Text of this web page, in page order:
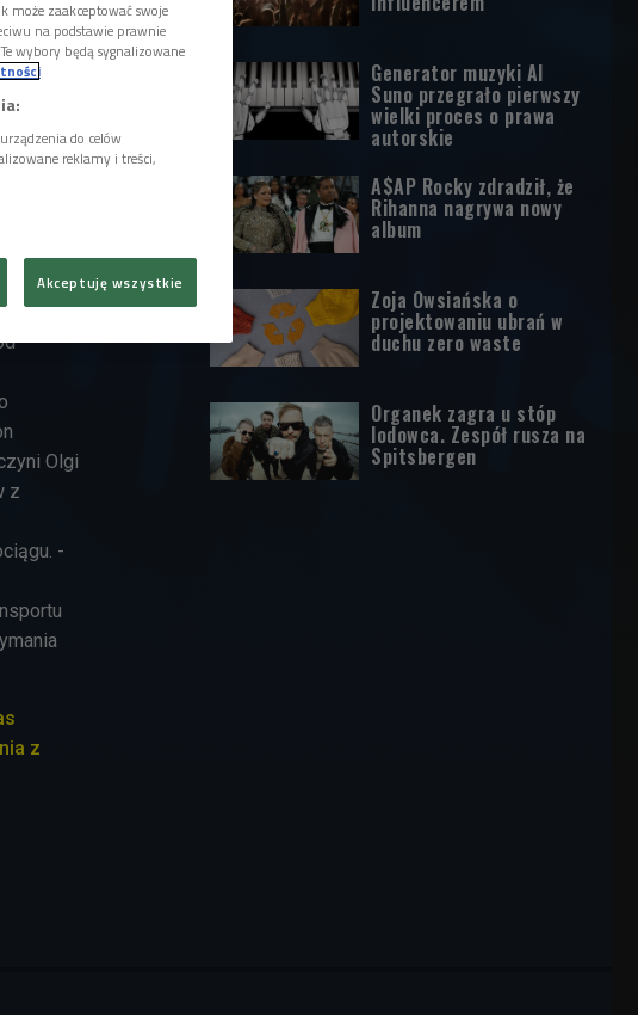
z
się
miejcu
Olgi
z
-
z
Generator muzyki AI
Suno przegrało pierwszy
wielki proces o prawa
autorskie
A$AP Rocky zdradził, że
Rihanna nagrywa nowy
album
Zoja Owsiańska o
projektowaniu ubrań w
duchu zero waste
Organek zagra u stóp
lodowca. Zespół rusza na
Spitsbergen
zaakceptować swoje
na podstawie prawnie
wybory będą sygnalizowane
do celów
reklamy i treści,
Akceptuję wszystkie